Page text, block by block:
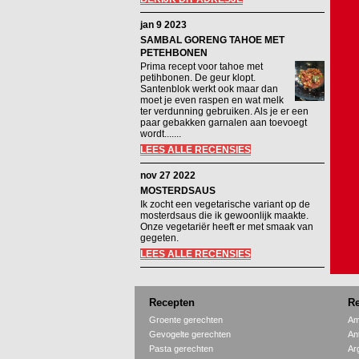
jan 9 2023
SAMBAL GORENG TAHOE MET
PETEHBONEN
Prima recept voor tahoe met
petihbonen. De geur klopt.
Santenblok werkt ook maar dan
moet je even raspen en wat melk
ter verdunning gebruiken. Als je er een
paar gebakken garnalen aan toevoegt
wordt.......
LEES ALLE RECENSIES
nov 27 2022
MOSTERDSAUS
Ik zocht een vegetarische variant op de
mosterdsaus die ik gewoonlijk maakte.
Onze vegetariër heeft er met smaak van
gegeten.
LEES ALLE RECENSIES
Recepten
Groente gerechten
Gevogelte gerechten
Pasta gerechten